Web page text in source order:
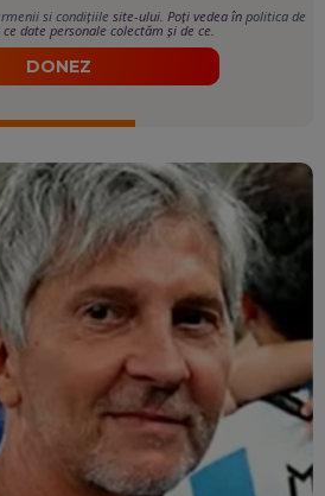
si condițiile site-ului. Poți vedea în politica de
ce date personale colectăm și de ce.
DONEZ